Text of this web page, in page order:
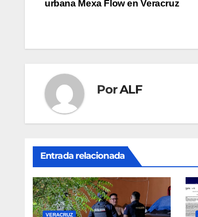
urbana Mexa Flow en Veracruz
PorALF
Entrada relacionada
VERACRUZ